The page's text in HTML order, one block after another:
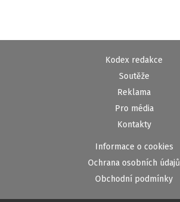
Kodex redakce
Soutěže
Reklama
Pro média
Kontakty
Informace o cookies
Ochrana osobních údajů
Obchodní podmínky